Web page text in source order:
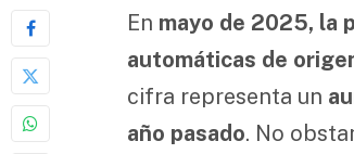
En mayo de 2025, la
automáticas de
cifra representa un
año pasado. No